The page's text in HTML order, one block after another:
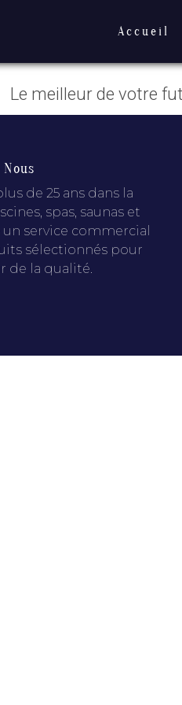
Accueil
Le meilleur de votre
Nous
de 25 ans dans la
spas, saunas et
un service commercial
sélectionnés pour
de la qualité.